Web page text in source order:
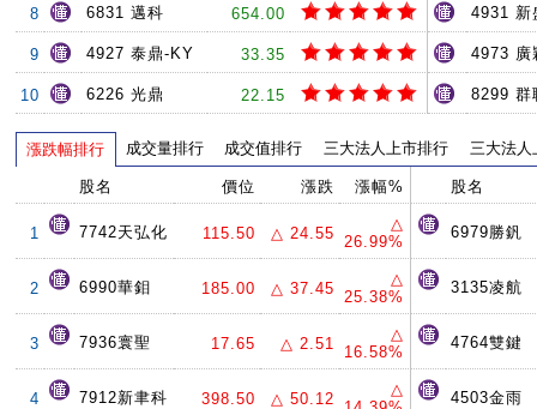
8 6831 邁科 654.00
9 4927 泰鼎-KY 33.35
10 6226 光鼎 22.15
4931 新
4973 廣
8299 群
漲跌幅排行 成交量排行 成交值排行 三大法人上市排行 三大法人
股名 價位 漲跌 漲幅%
1 7742天弘化 115.50 △ 24.55
△
26.99%
2 6990華鉬 185.00 △ 37.45
△
25.38%
3 7936寰聖 17.65 △ 2.51
△
16.58%
4 7912新聿科 398.50 △ 50.12
△
股名
6979勝釩
3135凌航
4764雙鍵
4503金雨